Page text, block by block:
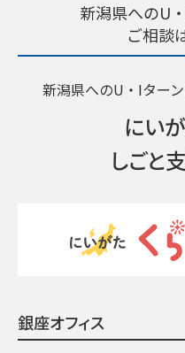
新潟県へのU
ご相談
新潟県へのU・Iター
にい
しごと
銀座オフィス